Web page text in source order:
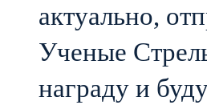
актуально,
Ученые
награду и